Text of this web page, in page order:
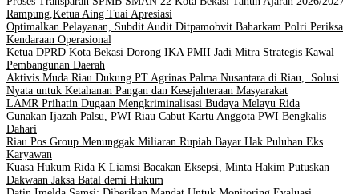
Rampung,Ketua Aing Tuai Apresiasi
Optimalkan Pelayanan, Subdit Audit Ditpamobvit Baharkam Polri Periksa
Kendaraan Operasional
Ketua DPRD Kota Bekasi Dorong IKA PMII Jadi Mitra Strategis Kawal
Pembangunan Daerah
Aktivis Muda Riau Dukung PT Agrinas Palma Nusantara di Riau, Solusi
Nyata untuk Ketahanan Pangan dan Kesejahteraan Masyarakat
LAMR Prihatin Dugaan Mengkriminalisasi Budaya Melayu Rida
Gunakan Ijazah Palsu, PWI Riau Cabut Kartu Anggota PWI Bengkalis
Dahari
Riau Pos Group Menunggak Miliaran Rupiah Bayar Hak Puluhan Eks
Karyawan
Kuasa Hukum Rida K Liamsi Bacakan Eksepsi, Minta Hakim Putuskan
Dakwaan Jaksa Batal demi Hukum